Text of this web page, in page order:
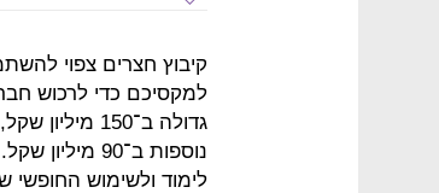
למקסיכם כדי לרכוש